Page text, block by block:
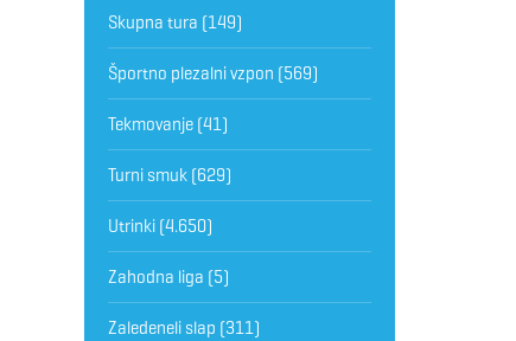
Skupna tura (149)
Športno plezalni vzpon (569)
Tekmovanje(41)
Turni smuk(629)
Utrinki(4.650)
Zahodna liga (5)
Zaledeneli slap (311)